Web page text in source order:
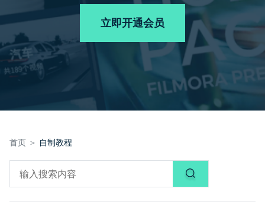
客服热线：4000-300624
AI 视频续写
声音
文本
产品信息
立即购买
立即开通会员
首页 ＞ 自制教程